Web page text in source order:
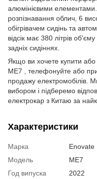
алюмінієвими
розпізнавання облич, 6
обігрівачем сидінь та
відсік має 380 літрів
задніх сидіннях.
Якщо ви хочете купити
ME7 , телефонуйте або
продажу електромобілів.
вибором і підберемо
електрокар з Китаю за
Характеристики
Марка
Enovate
Модель
ME7
Год випуска
2022